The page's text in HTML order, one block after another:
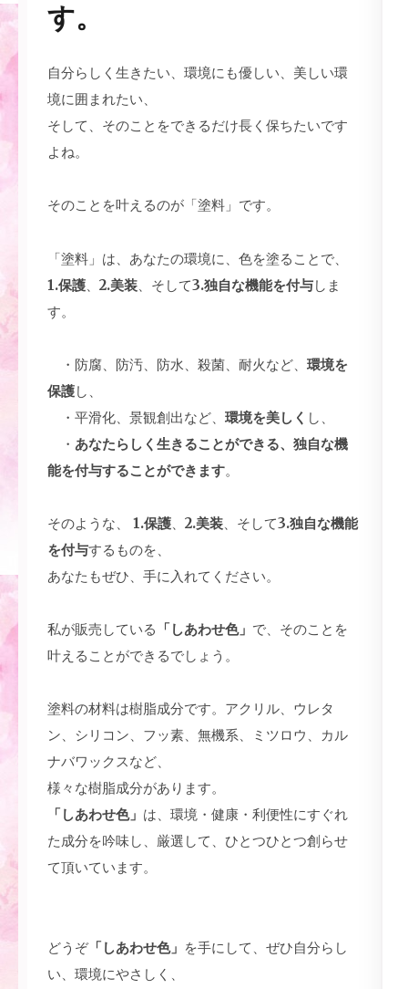
す。
自分らしく生きたい、環境にも優しい、美しい環
境に囲まれたい、
そして、そのことをできるだけ長く保ちたいです
よね。
そのことを叶えるのが「塗料」です。
「塗料」は、あなたの環境に、色を塗ることで、
1.保護、 2.美装、そして3.独自な機能を付与しま
す。
・防腐、防汚、防水、殺菌、耐火など、 環境を
保護し、
・平滑化、景観創出など、 環境を美しく し、
・ あなたらしく生きることができる、独自な機
能を付与することができます。
そのような、 1.保護、 2.美装、そして3.独自な機能
を付与するものを、
あなたもぜひ、手に入れてください。
私が販売している 「しあわせ色」 で、そのことを
叶えることができるでしょう。
塗料の材料は樹脂成分です。アクリル、ウレタ
ン、シリコン、フッ素、無機系、ミツロウ、カル
ナバワックスなど、
様々な樹脂成分があります。
「しあわせ色」 は、環境・健康・利便性にすぐれ
た成分を吟味し、厳選して、ひとつひとつ創らせ
て頂いています。
どうぞ「しあわせ色」 を手にして、ぜひ自分らし
い、環境にやさしく、